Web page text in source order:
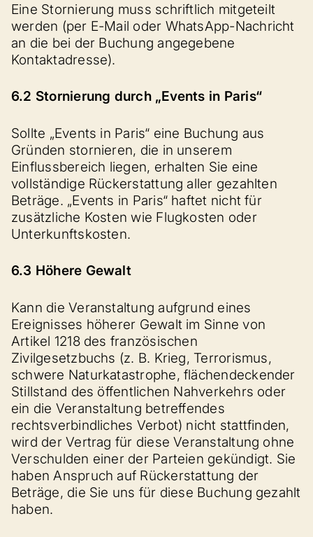
Eine Stornierung muss schriftlich mitgeteilt
werden (per E-Mail oder WhatsApp-Nachricht
an die bei der Buchung angegebene
Kontaktadresse).
6.2 Stornierung durch „Events in Paris“
Sollte „Events in Paris“ eine Buchung aus
Gründen stornieren, die in unserem
Einflussbereich liegen, erhalten Sie eine
vollständige Rückerstattung aller gezahlten
Beträge. „Events in Paris“ haftet nicht für
zusätzliche Kosten wie Flugkosten oder
Unterkunftskosten.
6.3 Höhere Gewalt
Kann die Veranstaltung aufgrund eines
Ereignisses höherer Gewalt im Sinne von
Artikel 1218 des französischen
Zivilgesetzbuchs (z. B. Krieg, Terrorismus,
schwere Naturkatastrophe, flächendeckender
Stillstand des öffentlichen Nahverkehrs oder
ein die Veranstaltung betreffendes
rechtsverbindliches Verbot) nicht stattfinden,
wird der Vertrag für diese Veranstaltung ohne
Verschulden einer der Parteien gekündigt. Sie
haben Anspruch auf Rückerstattung der
Beträge, die Sie uns für diese Buchung gezahlt
haben.